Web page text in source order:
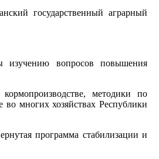
государственный аграрный
изучению вопросов повышения
методики по
многих хозяйствах Республики
программа стабилизации и